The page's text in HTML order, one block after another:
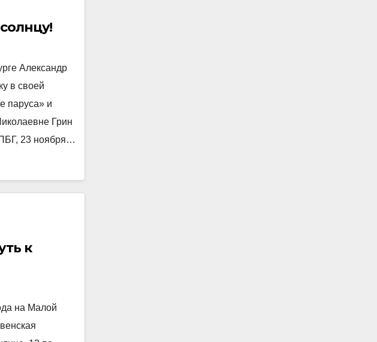
Александр
в своей
паруса» и
Грин
23 ноября…
к
на Малой